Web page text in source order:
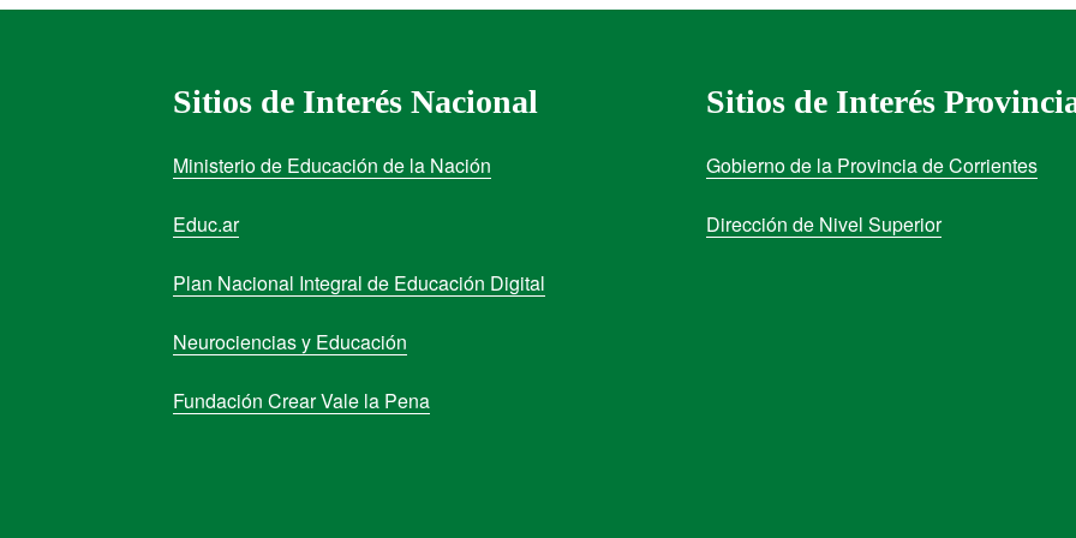
Sitios de Interés Nacional
Ministerio de Educación de la Nación
Educ.ar
Plan Nacional Integral de Educación Digital
Neurociencias y Educación
Fundación Crear Vale la Pena
Sitios de Interés
Gobierno de la Provincia de Corrientes
Dirección de Nivel Superior